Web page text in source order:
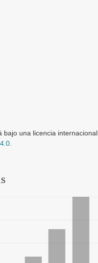
bajo una licencia internacional